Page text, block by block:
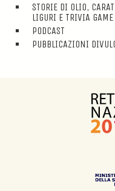
STORIE DI OLIO,
LIGURI E TRIVIA GAME
PODCAST
PUBBLICAZIONI